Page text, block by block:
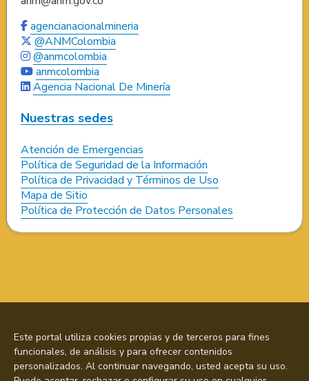
agencianacionalmineria
@ANMColombia
@anmcolombia
anmcolombia
Agencia Nacional De Minería
Nuestras sedes
Atención de Emergencias
Política de Seguridad de la Información
Política de Privacidad y Términos de Uso
Mapa de Sitio
Política de Protección de Datos Personales
Este portal utiliza cookies propias y de terceros para fines
funcionales, de análisis y para ofrecer contenidos
personalizados. Al continuar navegando, usted acepta su uso.